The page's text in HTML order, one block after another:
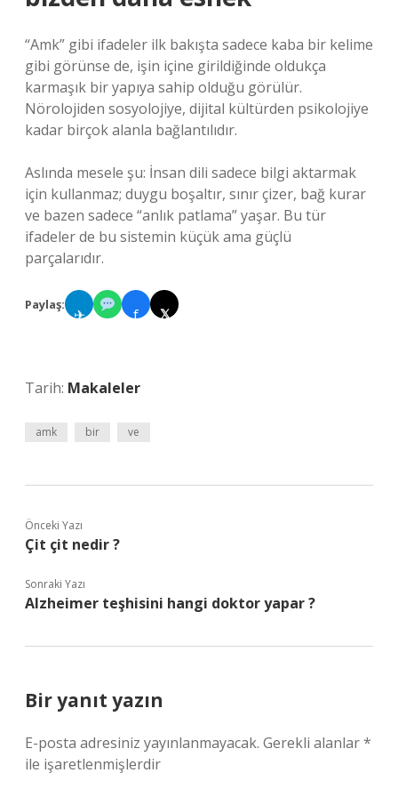
“Amk” gibi ifadeler ilk bakışta sadece kaba bir kelime
gibi görünse de, işin içine girildiğinde oldukça
karmaşık bir yapıya sahip olduğu görülür.
Nörolojiden sosyolojiye, dijital kültürden psikolojiye
kadar birçok alanla bağlantılıdır.
Aslında mesele şu: İnsan dili sadece bilgi aktarmak
için kullanmaz; duygu boşaltır, sınır çizer, bağ kurar
ve bazen sadece “anlık patlama” yaşar. Bu tür
ifadeler de bu sistemin küçük ama güçlü
parçalarıdır.
Paylaş:
✈ f 𝕏
Tarih: Makaleler
amk bir ve
Önceki Yazı
Çit çit nedir ?
Sonraki Yazı
Alzheimer teşhisini hangi doktor yapar ?
Bir yanıt yazın
E-posta adresiniz yayınlanmayacak. Gerekli alanlar*
ile işaretlenmişlerdir